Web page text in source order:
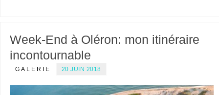
Week-End à Oléron: mon itinéraire
incontournable
GALERIE 20 JUIN 2018